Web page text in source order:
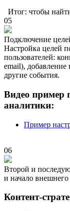
Итог: чтобы
05
Подключение
Настройка целей
пользователей:
email), добавление
другие события.
Видео пример
аналитики:
Пример
06
Второй и
и начало
Контент-